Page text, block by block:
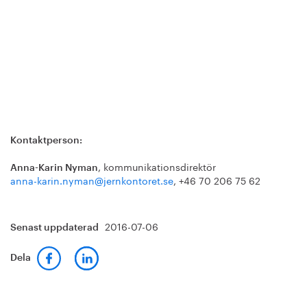
Kontaktperson:
Anna-Karin Nyman, kommunikationsdirektör
anna-karin.nyman@jernkontoret.se, +46 70 206 75 62
Senast uppdaterad 2016-07-06
Dela